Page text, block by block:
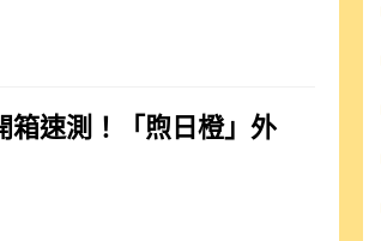
速測！「煦日橙」外